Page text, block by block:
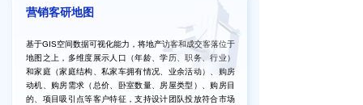
营销客研地图
基于GIS空间数据可视化能力，将地产访客和成交客落位于
地图之上，多维度展示人口（年龄、学历、职务、行业）
和家庭（家庭结构、私家车拥有情况、业余活动）、购房
动机、购房需求（总价、卧室数量、房屋类型）、购房目
的、项目吸引点等客户特征，支持设计团队投放符合市场